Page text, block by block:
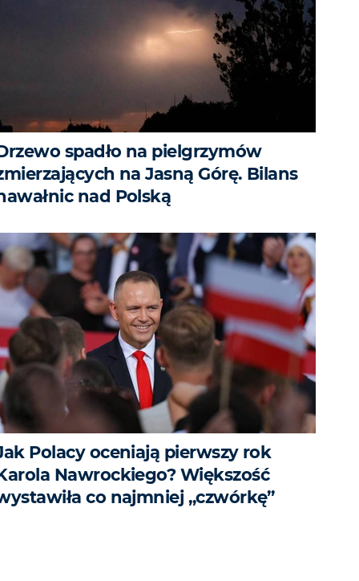
spadło na pielgrzymów
na Jasną Górę. Bilans
nad Polską
Polacy oceniają pierwszy rok
Nawrockiego? Większość
co najmniej „czwórkę”